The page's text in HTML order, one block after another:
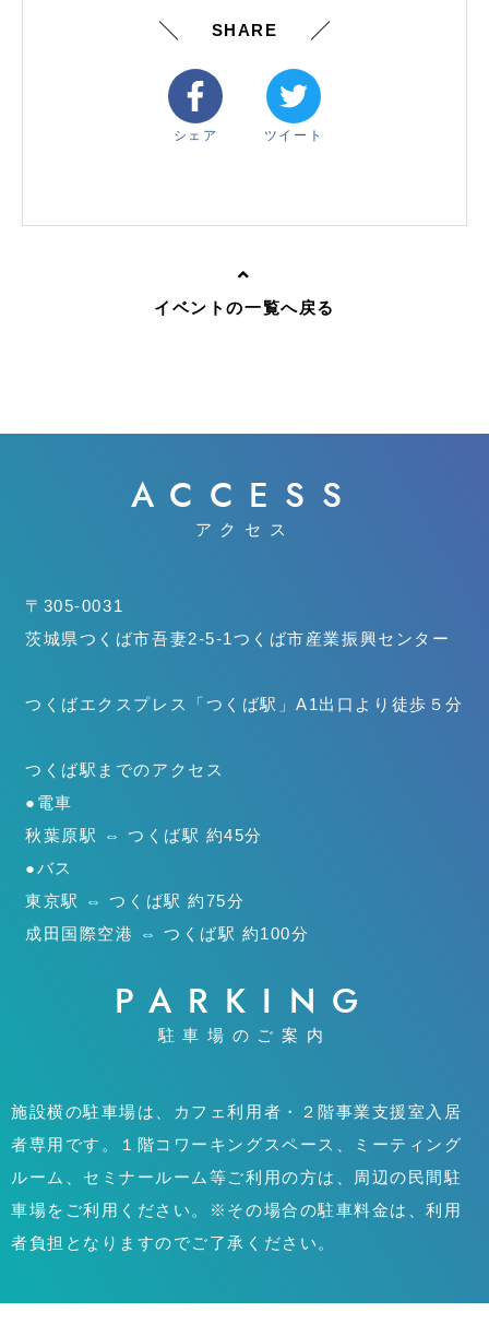
SHARE
シェア ツイート
イベントの一覧へ戻る
ACCESS
アクセス
〒305-0031
茨城県つくば市吾妻2-5-1つくば市産業振興センター
つくばエクスプレス「つくば駅」A1出口より徒歩５分
つくば駅までのアクセス
●電車
秋葉原駅 ⇔ つくば駅 約45分
●バス
東京駅 ⇔ つくば駅 約75分
成田国際空港 ⇔ つくば駅 約100分
PARKING
駐車場のご案内
施設横の駐車場は、カフェ利用者・２階事業支援室入居
者専用です。１階コワーキングスペース、ミーティング
ルーム、セミナールーム等ご利用の方は、周辺の民間駐
車場をご利用ください。※その場合の駐車料金は、利用
者負担となりますのでご了承ください。